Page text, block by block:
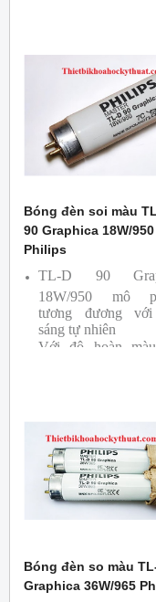
Bóng đèn soi màu
90 Graphica 18W/
Philips
TL-D 90
18W/950 mô
tương đương
sáng tự nhiên
Với độ hoàn
Sản phẩm được
bởi hãng Philips,
Ba lan
Bóng đèn so màu
Graphica 36W/965